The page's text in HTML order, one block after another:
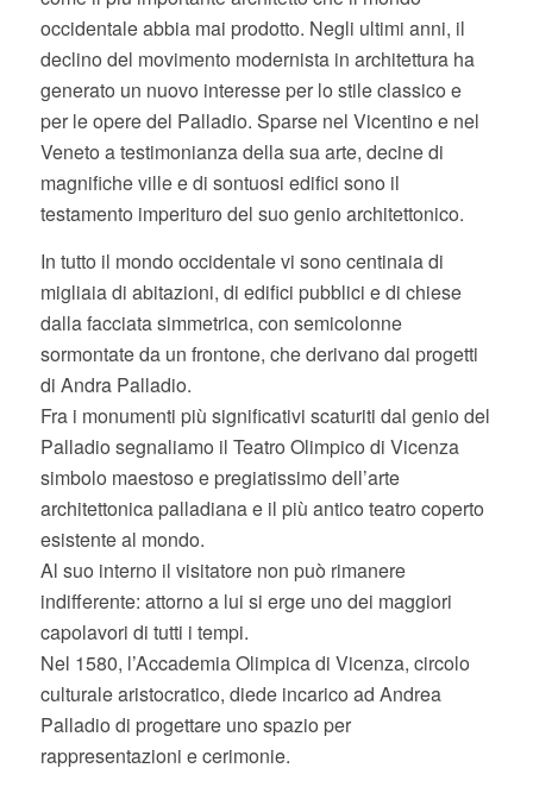
occidentale abbia mai prodotto. Negli ultimi anni, il
declino del movimento modernista in architettura ha
generato un nuovo interesse per lo stile classico e
per le opere del Palladio. Sparse nel Vicentino e nel
Veneto a testimonianza della sua arte, decine di
magnifiche ville e di sontuosi edifici sono il
testamento imperituro del suo genio architettonico.
In tutto il mondo occidentale vi sono centinaia di
migliaia di abitazioni, di edifici pubblici e di chiese
dalla facciata simmetrica, con semicolonne
sormontate da un frontone, che derivano dai progetti
di Andra Palladio.
Fra i monumenti più significativi scaturiti dal genio del
Palladio segnaliamo il Teatro Olimpico di Vicenza
simbolo maestoso e pregiatissimo dell’arte
architettonica palladiana e il più antico teatro coperto
esistente al mondo.
Al suo interno il visitatore non può rimanere
indifferente: attorno a lui si erge uno dei maggiori
capolavori di tutti i tempi.
Nel 1580, l’Accademia Olimpica di Vicenza, circolo
culturale aristocratico, diede incarico ad Andrea
Palladio di progettare uno spazio per
rappresentazioni e cerimonie.